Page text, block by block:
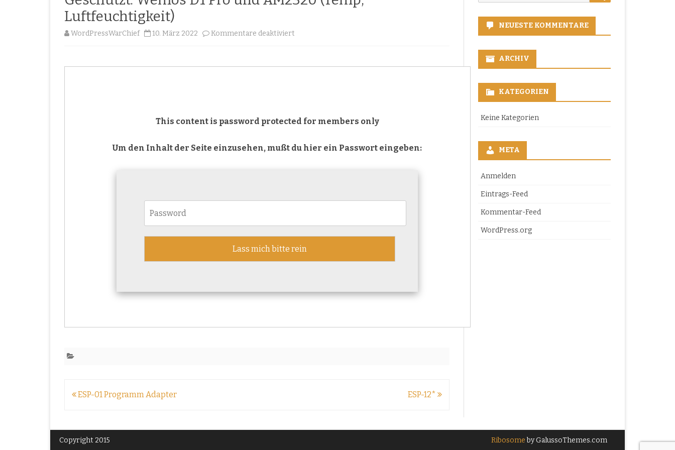
Luftfeuchtigkeit)
WordPressWarChief 10. März 2022 Kommentare deaktiviert
Wemos
und
This content is password protected for members only
Um den Inhalt der Seite einzusehen, mußt du hier ein Passwort eingeben:
Beitragsnavigation
ESP-01 Programm Adapter ESP-12*
for:
NEUESTE KOMMENTARE
ARCHIV
KATEGORIEN
Keine Kategorien
META
Anmelden
Eintrags-Feed
Kommentar-Feed
WordPress.org
Copyright 2015 Ribosomeby GalussoThemes.com